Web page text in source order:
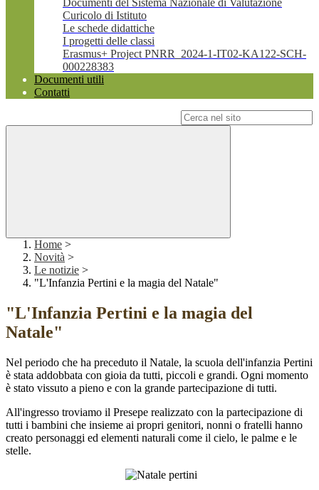
Documenti del Sistema Nazionale di Valutazione
Curicolo di Istituto
Le schede didattiche
I progetti delle classi
Erasmus+ Project PNRR_2024-1-IT02-KA122-SCH-
000228383
Documenti utili
Contatti
Home >
Novità >
Le notizie >
"L'Infanzia Pertini e la magia del Natale"
"L'Infanzia Pertini e la magia del
Natale"
Nel periodo che ha preceduto il Natale, la scuola dell'infanzia Pertini
è stata addobbata con gioia da tutti, piccoli e grandi. Ogni momento
è stato vissuto a pieno e con la grande partecipazione di tutti.
All'ingresso troviamo il Presepe realizzato con la partecipazione di
tutti i bambini che insieme ai propri genitori, nonni o fratelli hanno
creato personaggi ed elementi naturali come il cielo, le palme e le
stelle.